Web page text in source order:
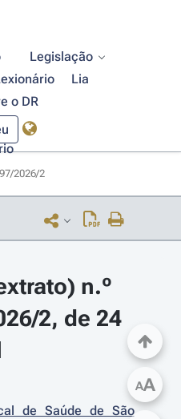
Legislação
Lia
o DR
2026/2
n.º
2, de 24
de Saúde de São
AA